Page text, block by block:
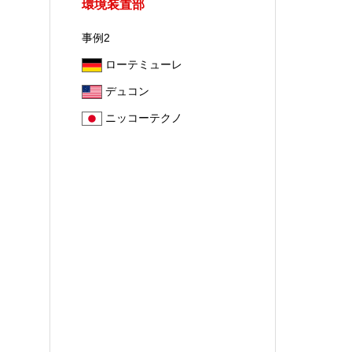
環境装置部
事例2
ローテミューレ
デュコン
ニッコーテクノ